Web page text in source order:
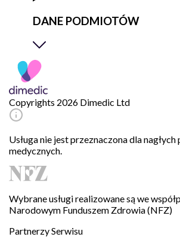
DANE PODMIOTÓW
Copyrights 2026 Dimedic Ltd
Usługa nie jest przeznaczona dla
medycznych.
Wybrane usługi realizowane są we
Narodowym Funduszem Zdrowia (NFZ)
Partnerzy Serwisu